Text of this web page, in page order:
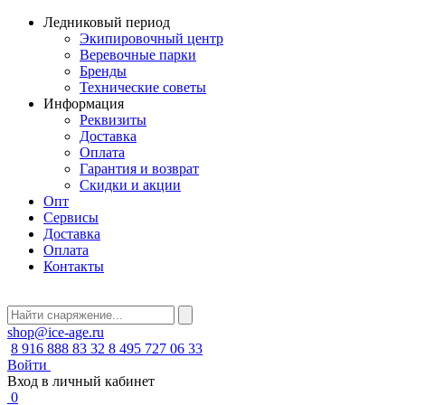
Ледниковый период
Экипировочный центр
Веревочные парки
Бренды
Технические советы
Информация
Реквизиты
Доставка
Оплата
Гарантия и возврат
Скидки и акции
Опт
Сервисы
Доставка
Оплата
Контакты
shop@ice-age.ru
8 916 888 83 32 8 495 727 06 33
Войти
Вход в личный кабинет
0